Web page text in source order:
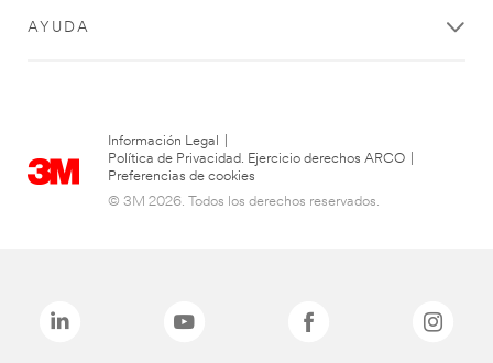
AYUDA
Información Legal
Política de Privacidad. Ejercicio derechos ARCO
Preferencias de cookies
© 3M 2026. Todos los derechos reservados.